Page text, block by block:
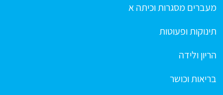
מעברים מסגרות וכיתה א
תינוקות ופעוטות
הריון ולידה
בריאות וכושר